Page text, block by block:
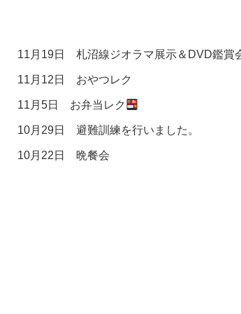
11月19日 札沼線ジオラマ展示＆DVD鑑賞
11月12日 おやつレク
11月5日 お弁当レク
10月29日 避難訓練を行いました。
10月22日 晩餐会